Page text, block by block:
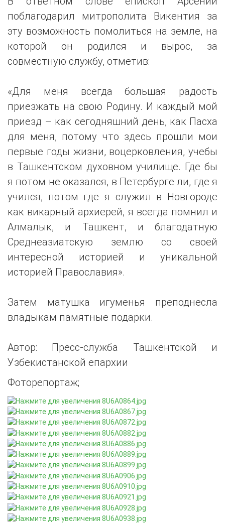
поблагодарил митрополита Викентия за
эту возможность помолиться на земле, на
которой он родился и вырос, за
совместную службу, отметив:
«Для меня всегда большая радость
приезжать на свою Родину. И каждый мой
приезд – как сегодняшний день, как Пасха
для меня, потому что здесь прошли мои
первые годы жизни, воцерковления, учебы
в Ташкентском духовном училище. Где бы
я потом не оказался, в Петербурге ли, где я
учился, потом где я служил в Новгороде
как викарный архиерей, я всегда помнил и
Алмалык, и Ташкент, и благодатную
Среднеазиатскую землю со своей
интересной историей и уникальной
историей Православия».
Затем матушка игуменья преподнесла
владыкам памятные подарки.
Автор: Пресс-служба Ташкентской и
Узбекистанской епархии
Фоторепортаж;